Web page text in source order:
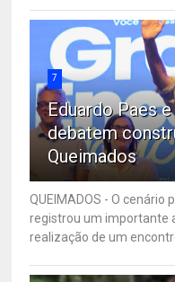
7
Eduardo Paes
debatem
Queimados
QUEIMADOS - O cenário
registrou um importante
realização de um